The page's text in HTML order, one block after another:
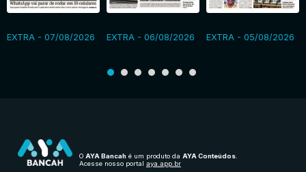
EXTRA - 07/08/2026 EXTRA - 06/08/2026 EXTRA - 05/08/2026
O AYA Bancah é um produto da AYA Conteúdos.
Acesse nosso portal aya.app.br